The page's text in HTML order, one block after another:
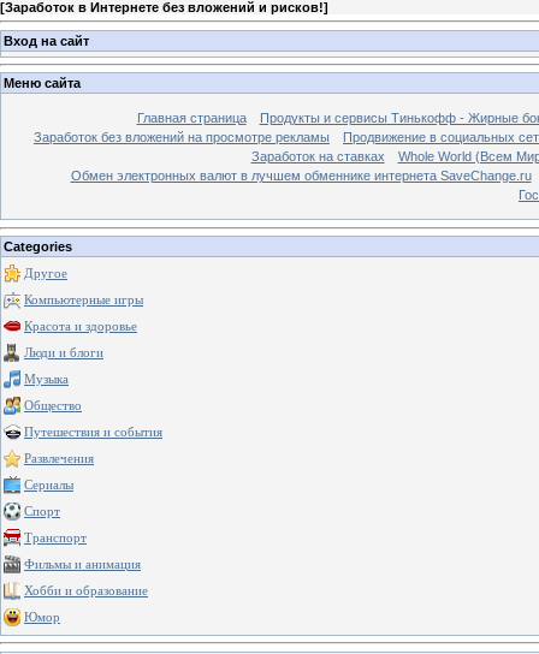
[Заработок в Интернете без вложений и рисков!]
Вход на сайт
Меню сайта
Главная страница
Продукты и сервисы Тинькофф - Жирные
Заработок без вложений на просмотре рекламы
Продвижение в социальных
Заработок на ставках
Whole World (Всем
Обмен электронных валют в лучшем обменнике интернета SaveChange.ru
Categories
Другое
Компьютерные игры
Красота и здоровье
Люди и блоги
Музыка
Общество
Путешествия и события
Развлечения
Сериалы
Спорт
Транспорт
Фильмы и анимация
Хобби и образование
Юмор